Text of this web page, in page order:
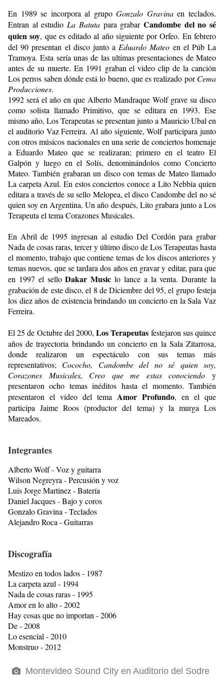
En 1989 se incorpora al grupoGonzalo Gravinaen teclados.
Entran al estudio La Batutapara grabar Candombe del no sé
quien soy, que es editado al año siguiente por Orfeo. En febrero
del 90 presentan el disco junto a Eduardo Mateo en el Púb La
Tramoya. Esta sería unas de las ultimas presentaciones de Mateo
antes de su muerte. En 1991 graban el video clip de la canción
Los perros saben dónde está lo bueno, que es realizado porCema
Producciones.
1992 será el año en que Alberto Mandraque Wolf grave su disco
como solista llamado Primitivo, que se editara en 1993. Ese
mismo año, Los Terapeutas se presentan junto a Mauricio Ubal en
el auditorio Vaz Ferreira. Al año siguiente, Wolf participara junto
con otros músicos nacionales en una serie de conciertos homenaje
a Eduardo Mateo que se realizaran; primero en el teatro El
Galpón y luego en el Solís, denominándolos como Concierto
Mateo. También grabaran un disco con temas de Mateo llamado
La carpeta Azul. En estos conciertos conoce a Lito Nebbia quien
editara a través de su sello Melopea, el disco Candombe del no sé
quien soy en Argentina. Un año después, Lito grabara junto a Los
Terapeuta el tema Corazones Musicales.
En Abril de 1995 ingresan al estudio Del Cordón para grabar
Nada de cosas raras, tercer y último disco de Los Terapeutas hasta
el momento, trabajo que contiene temas de los discos anteriores y
temas nuevos, que se tardara dos años en gravar y editar, para que
en 1997 el selloDakar Music lo lance a la venta. Durante la
grabación de este disco, el 8 de Diciembre del 95, el grupo festeja
los diez años de existencia brindando un concierto en la Sala Vaz
Ferreira.
El 25 de Octubre del 2000,Los Terapeutas festejaron sus quince
años de trayectoria brindando un concierto en la Sala Zitarrosa,
donde realizaron un espectáculo con sus temas más
representativos; Cococho, Candombe del no sé quien soy,
Corazones Musicales, Creo que me estas conociendo y
presentaron ocho temas inéditos hasta el momento. También
presentaron el video del tema Amor Profundo, en el que
participa Jaime Roos (productor del tema) y la murga Los
Mareados.
Integrantes
Alberto Wolf - Voz y guitarra
Wilson Negreyra - Percusión y voz
Luis Jorge Martinez - Batería
Daniel Jacques - Bajo y coros
Gonzalo Gravina - Teclados
Alejandro Roca - Guitarras
Discografía
Mestizo en todos lados - 1987
La carpeta azul - 1994
Nada de cosas raras - 1995
Amor en lo alto - 2002
Hay cosas que no importan - 2006
De - 2008
Lo esencial - 2010
Monstruo - 2012
Montevideo Sound City en Auditorio del Sodre